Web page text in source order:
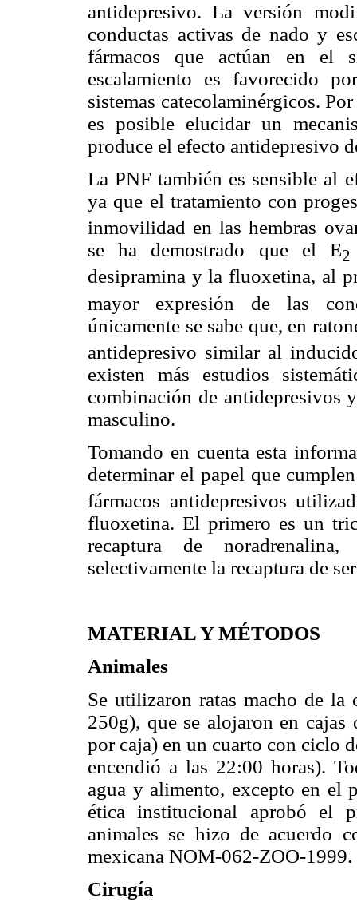
antidepresivo. La versión
conductas activas de nado y
fármacos que actúan en el
escalamiento es favorecido
sistemas catecolaminérgicos.
es posible elucidar un
produce el efecto antidepresivo
La PNF también es sensible al
ya que el tratamiento con
inmovilidad en las hembras
se ha demostrado que el E2
desipramina y la fluoxetina, al
mayor expresión de las
únicamente se sabe que, en
antidepresivo similar al
existen más estudios
combinación de antidepresivos
masculino.
Tomando en cuenta esta
determinar el papel que
fármacos antidepresivos
fluoxetina. El primero es un
recaptura de
selectivamente la recaptura de
MATERIAL Y MÉTODOS
Animales
Se utilizaron ratas macho de la
250g), que se alojaron en
por caja) en un cuarto con ciclo
encendió a las 22:00 horas).
agua y alimento, excepto en el
ética institucional aprobó el
animales se hizo de acuerdo
mexicana NOM-062-ZOO-1999.
Cirugía